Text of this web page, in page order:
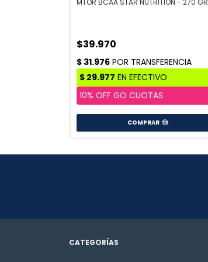
$39.970
COMPRAR
CATEGORÍAS